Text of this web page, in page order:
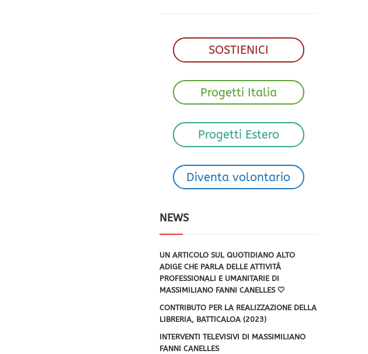
SOSTIENICI
Progetti Italia
Progetti Estero
Diventa volontario
NEWS
UN ARTICOLO SUL QUOTIDIANO ALTO
ADIGE CHE PARLA DELLE ATTIVITÀ
PROFESSIONALI E UMANITARIE DI
MASSIMILIANO FANNI CANELLES 🤍
CONTRIBUTO PER LA REALIZZAZIONE DELLA
LIBRERIA, BATTICALOA (2023)
INTERVENTI TELEVISIVI DI MASSIMILIANO
FANNI CANELLES